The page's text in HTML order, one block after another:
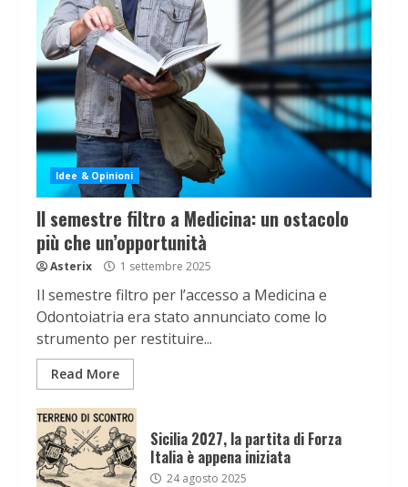
Idee & Opinioni
Il semestre filtro a Medicina: un ostacolo
più che un’opportunità
Asterix 1 settembre 2025
Il semestre filtro per l’accesso a Medicina e
Odontoiatria era stato annunciato come lo
strumento per restituire...
Read More
Sicilia 2027, la partita di Forza
Italia è appena iniziata
24 agosto 2025